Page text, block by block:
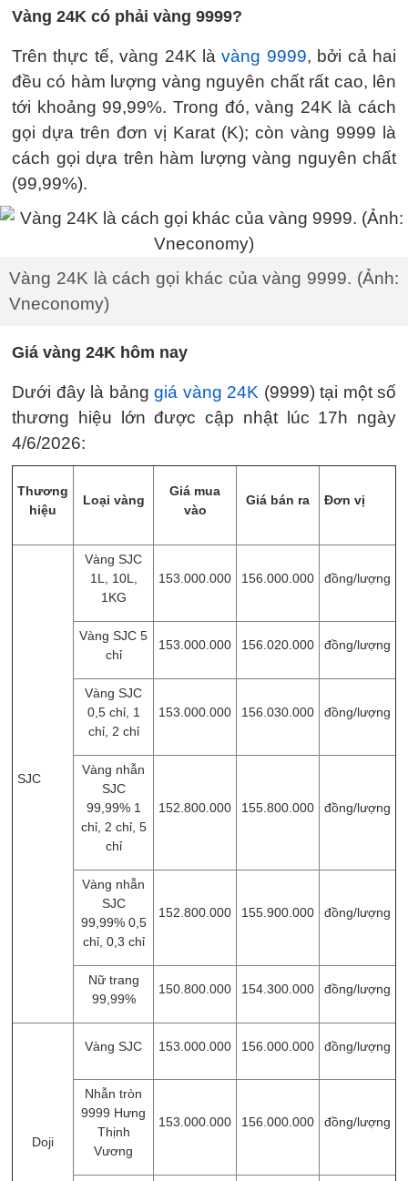
Vàng 24K có phải vàng 9999?
Trên thực tế, vàng 24K làvàng 9999, bởi cả hai
đều có hàm lượng vàng nguyên chất rất cao, lên
tới khoảng 99,99%. Trong đó, vàng 24K là cách
gọi dựa trên đơn vị Karat (K); còn vàng 9999 là
cách gọi dựa trên hàm lượng vàng nguyên chất
(99,99%).
Vàng 24K là cách gọi khác của vàng 9999. (Ảnh:
Vneconomy)
Giá vàng 24K hôm nay
Dưới đây là bảng giá vàng 24K (9999) tại một số
thương hiệu lớn được cập nhật lúc 17h ngày
4/6/2026:
Thương
hiệu
Loại vàng
Giá mua
vào
Giá bán ra Đơn vị
SJC
Vàng SJC
1L, 10L,
1KG
153.000.000 156.000.000 đồng/lượng
Vàng SJC 5
chỉ
153.000.000 156.020.000 đồng/lượng
Vàng SJC
0,5 chỉ, 1
chỉ, 2 chỉ
153.000.000 156.030.000 đồng/lượng
Vàng nhẫn
SJC
99,99% 1
chỉ, 2 chỉ, 5
chỉ
152.800.000 155.800.000 đồng/lượng
Vàng nhẫn
SJC
99,99% 0,5
chỉ, 0,3 chỉ
152.800.000 155.900.000 đồng/lượng
Nữ trang
99,99%
150.800.000 154.300.000 đồng/lượng
Doji
Vàng SJC 153.000.000 156.000.000 đồng/lượng
Nhẫn tròn
9999 Hưng
Thịnh
Vương
153.000.000 156.000.000 đồng/lượng